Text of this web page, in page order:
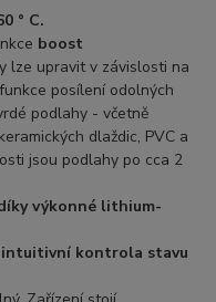
° C.
boost
lze upravit v závislosti na
posílení odolných
podlahy - včetně
dlaždic, PVC a
jsou podlahy po cca 2
výkonné lithium-
intuitivní kontrola stavu